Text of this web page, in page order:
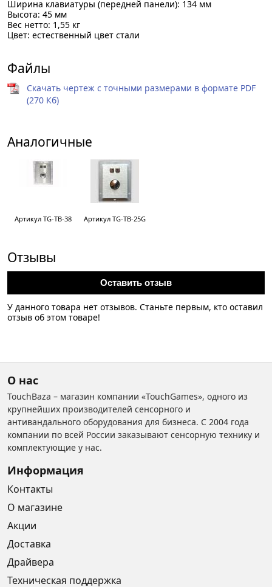
Ширина клавиатуры (передней панели): 134 мм
Высота: 45 мм
Вес нетто: 1,55 кг
Цвет: естественный цвет стали
Файлы
Скачать чертеж с точными размерами в формате PDF
(270 Кб)
Аналогичные
Артикул TG-TB-38 Артикул TG-TB-25G
Отзывы
Оставить отзыв
У данного товара нет отзывов. Станьте первым, кто оставил
отзыв об этом товаре!
О нас
TouchBaza – магазин компании «TouchGames», одного из
крупнейших производителей сенсорного и
антивандального оборудования для бизнеса. С 2004 года
компании по всей России заказывают сенсорную технику и
комплектующие у нас.
Информация
Контакты
О магазине
Акции
Доставка
Драйвера
Техническая поддержка